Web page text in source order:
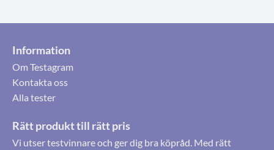
Information
Om Testagram
Kontakta oss
Alla tester
Rätt produkt till rätt pris
Vi utser testvinnare och ger dig bra köpråd. Med rätt